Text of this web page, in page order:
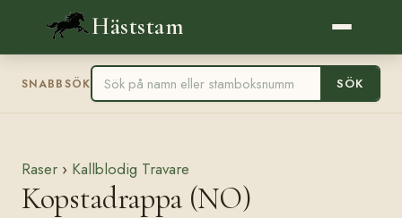
Häststam
SNABBSÖK SÖK
Raser › Kallblodig Travare
Kopstadrappa (NO)